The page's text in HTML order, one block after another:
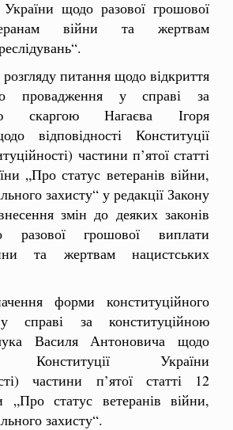
України щодо разової грошової
війни та жертвам
питання щодо відкриття
провадження у справі за
скаргою Нагаєва Ігоря
відповідності Конституції
частини п’ятої статті
„Про статус ветеранів війни,
захисту“ у редакції Закону
змін до деяких законів
разової грошової виплати
та жертвам нацистських
форми конституційного
справі за конституційною
Василя Антоновича щодо
Конституції України
частини п’ятої статті 12
„Про статус ветеранів війни,
захисту“.